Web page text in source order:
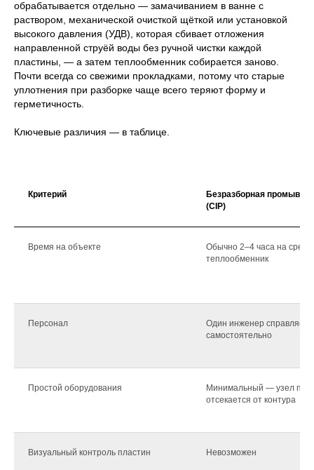
обрабатывается отдельно — замачиванием в ванне с
раствором, механической очисткой щёткой или установкой
высокого давления (УДВ), которая сбивает отложения
направленной струёй воды без ручной чистки каждой
пластины, — а затем теплообменник собирается заново.
Почти всегда со свежими прокладками, потому что старые
уплотнения при разборке чаще всего теряют форму и
герметичность.
Ключевые различия — в таблице.
Критерий
Безразборная промывка
(CIP)
Время на объекте
Обычно 2–4 часа на
теплообменник
Персонал
Один инженер
самостоятельно
Простой оборудования
Минимальный — узел
отсекается от контура
Визуальный контроль пластин Невозможен